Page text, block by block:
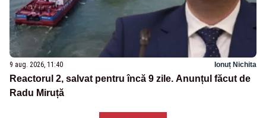
9 aug. 2026, 11:40 Ionuț Nichita
Reactorul 2, salvat pentru încă 9 zile. Anunțul făcut de
Radu Miruță